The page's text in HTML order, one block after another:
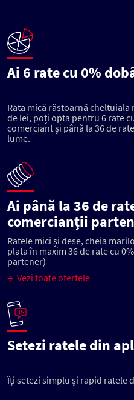
Ai 6 rate cu 0%
Rata mică răstoarnă
de lei, poți opta pentru 6 rate
comerciant și până la 36 de
lume.
Ai până la 36 de
comercianții
Ratele mici și dese, cheia
plata în maxim 36 de rate cu
partener)
→ Vezi toate ofertele
Setezi ratele din
Îți setezi simplu și rapid ratele